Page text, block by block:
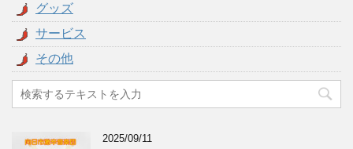
グッズ
サービス
その他
2025/09/11